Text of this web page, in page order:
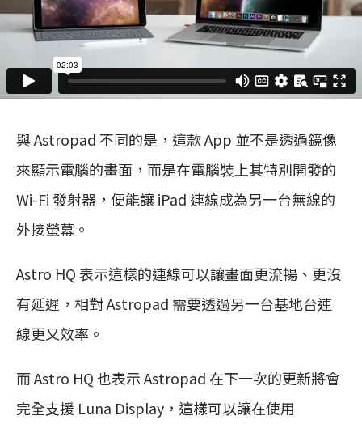
與 Astropad 不同的是，這款 App 並不是透過鏡像
來顯示電腦的畫面，而是在電腦裝上其特別開發的
Wi-Fi 發射器，便能讓 iPad 連線成為另一台無線的
外接螢幕。
Astro HQ 表示這樣的連線可以讓畫面更流暢、更沒
有延遲，相對 Astropad 需要透過另一台基地台連
線更又效率。
而 Astro HQ 也表示 Astropad 在下一次的更新將會
完全支援 Luna Display，這樣可以讓在使用